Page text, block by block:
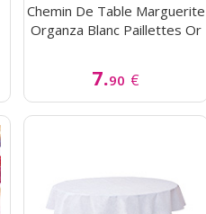
Chemin De Table Marguerite
Organza Blanc Paillettes Or
7.90 €